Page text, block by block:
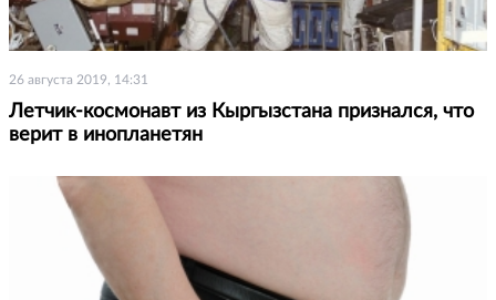
26 августа 2019, 14:31
Летчик-космонавт из Кыргызстана признался, что
верит в инопланетян